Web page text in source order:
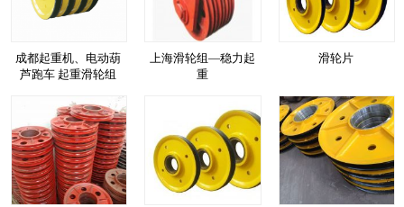
成都起重机、电动葫
芦跑车 起重滑轮组
上海滑轮组—稳力起
重
滑轮片